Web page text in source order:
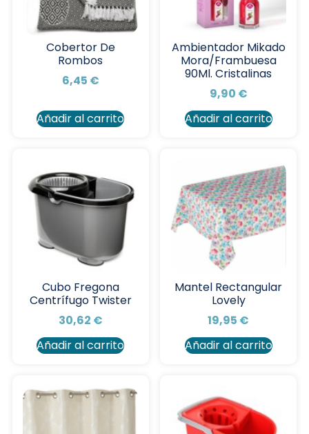
Cobertor De
Rombos
6,45 €
Añadir al carrito
Ambientador Mikado
Mora/Frambuesa
90Ml. Cristalinas
9,90 €
Añadir al carrito
Cubo Fregona
Centrífugo Twister
30,62 €
Añadir al carrito
Mantel Rectangular
Lovely
19,95 €
Añadir al carrito